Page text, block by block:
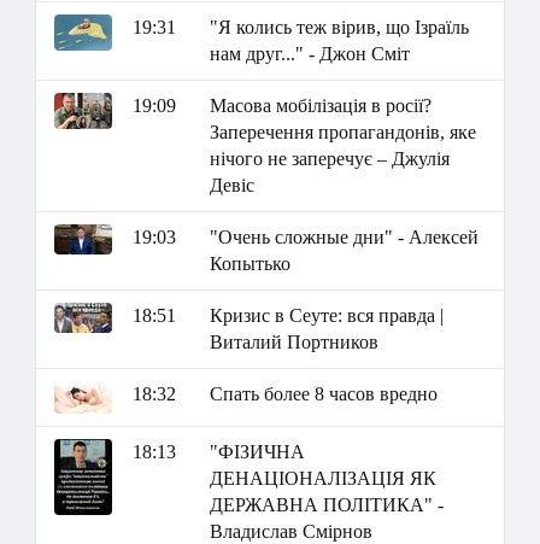
19:31
"Я колись теж вірив, що Ізраїль
нам друг..." - Джон Сміт
19:09
Масова мобілізація в росії?
Заперечення пропагандонів, яке
нічого не заперечує – Джулія
Девіс
19:03
"Очень сложные дни" - Алексей
Копытько
18:51
Кризис в Сеуте: вся правда |
Виталий Портников
18:32 Спать более 8 часов вредно
18:13
"ФІЗИЧНА
ДЕНАЦІОНАЛІЗАЦІЯ ЯК
ДЕРЖАВНА ПОЛІТИКА" -
Владислав Смірнов